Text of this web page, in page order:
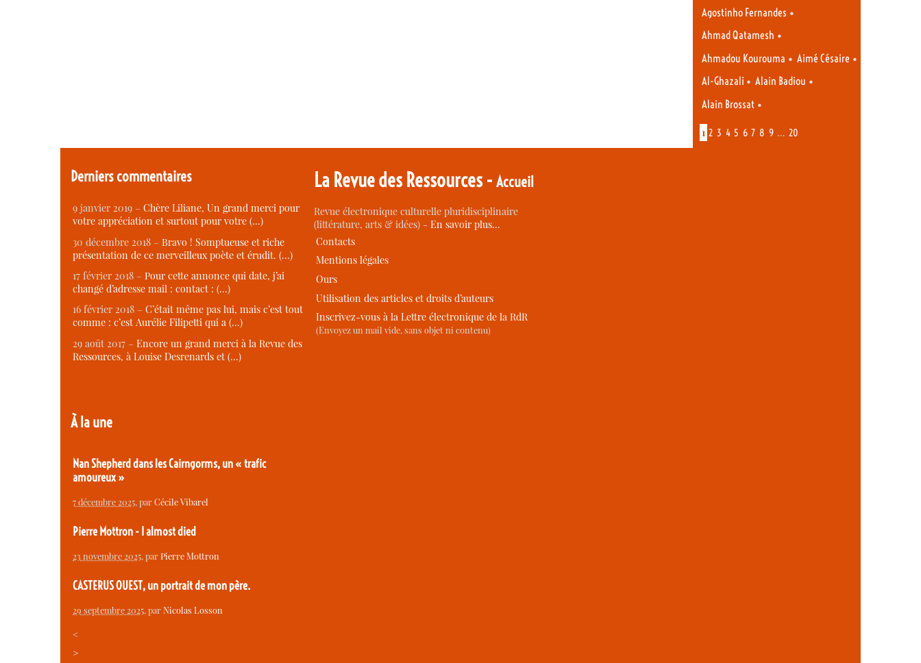
Agostinho Fernandes •
Ahmad Qatamesh •
Ahmadou Kourouma • Aimé Césaire •
Al-Ghazali • Alain Badiou •
Alain Brossat •
1 2 3 4 5 6 7 8 9 … 20
Derniers commentaires
9 janvier 2019 – Chère Liliane, Un grand merci pour
votre appréciation et surtout pour votre (…)
30 décembre 2018 – Bravo ! Somptueuse et riche
présentation de ce merveilleux poète et érudit. (…)
17 février 2018 – Pour cette annonce qui date, j’ai
changé d’adresse mail : contact : (…)
16 février 2018 – C’était même pas lui, mais c’est tout
comme : c’est Aurélie Filipetti qui a (…)
29 août 2017 – Encore un grand merci à la Revue des
Ressources, à Louise Desrenards et (…)
À la une
Nan Shepherd dans les Cairngorms, un « trafic
amoureux »
7 décembre 2025, parCécile Vibarel
Pierre Mottron - I almost died
23 novembre 2025, parPierre Mottron
CASTERUS OUEST, un portrait de mon père.
29 septembre 2025, parNicolas Losson
<
>
La Revue des Ressources -Accueil
Revue électronique culturelle pluridisciplinaire
(littérature, arts & idées) -En savoir plus…
Contacts
Mentions légales
Ours
Utilisation des articles et droits d’auteurs
Inscrivez-vous à la Lettre électronique de la RdR
(Envoyez un mail vide, sans objet ni contenu)